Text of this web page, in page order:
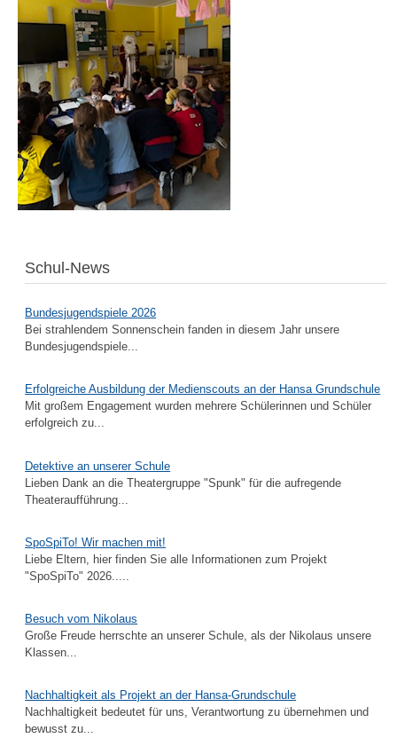
Schul-News
Bundesjugendspiele 2026
Bei strahlendem Sonnenschein fanden in diesem Jahr unsere
Bundesjugendspiele...
Erfolgreiche Ausbildung der Medienscouts an der Hansa Grundschule
Mit großem Engagement wurden mehrere Schülerinnen und Schüler
erfolgreich zu...
Detektive an unserer Schule
Lieben Dank an die Theatergruppe "Spunk" für die aufregende
Theateraufführung...
SpoSpiTo! Wir machen mit!
Liebe Eltern, hier finden Sie alle Informationen zum Projekt
"SpoSpiTo" 2026.....
Besuch vom Nikolaus
Große Freude herrschte an unserer Schule, als der Nikolaus unsere
Klassen...
Nachhaltigkeit als Projekt an der Hansa-Grundschule
Nachhaltigkeit bedeutet für uns, Verantwortung zu übernehmen und
bewusst zu...